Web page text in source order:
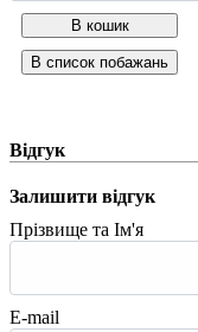
Відгук
Залишити відгук
Прізвище та Ім'я
E-mail